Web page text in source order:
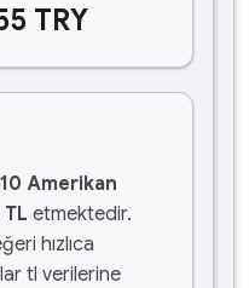
TRY
10 Amerikan
TL etmektedir.
hızlıca
tl verilerine